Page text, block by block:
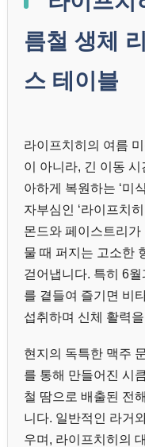
름철 생체
스 테이블
라이프치히의 여름
이 아니라, 긴 이동
아하게 복원하는 ‘미
자부심인 ‘라이프치
몬드와 페이스트리가
물 때 퍼지는 고소한
걷어냅니다. 특히 6
를 곁들여 즐기면 비
섭취하며 신체 활력
현지의 독특한 맥주
를 통해 만들어진 시
철 땀으로 배출된 전
니다. 일반적인 라거
우며, 라이프치히의